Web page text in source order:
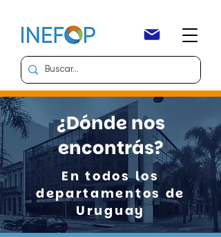
¿Dónde nos
encontrás?
En todos los
departamentos de
Uruguay​